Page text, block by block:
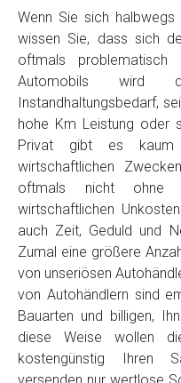
Wenn Sie sich halbwegs
wissen Sie, dass sich
oftmals
Automobils wird
Instandhaltungsbedarf,
hohe Km Leistung oder
Privat gibt es kaum
wirtschaftlichen
oftmals nicht ohne
wirtschaftlichen
auch Zeit, Geduld und
Zumal eine größere
von unseriösen
von Autohändlern sind
Bauarten und billigen,
diese Weise wollen
kostengünstig Ihren
versenden nur wertlose